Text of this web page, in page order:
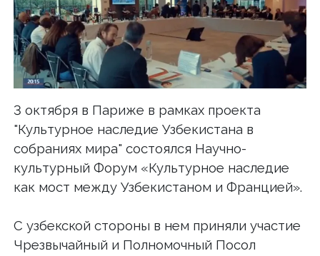
3 октября в Париже в рамках проекта
"Культурное наследие Узбекистана в
собраниях мира" состоялся Научно-
культурный Форум «Культурное наследие
как мост между Узбекистаном и Францией».
С узбекской стороны в нем приняли участие
Чрезвычайный и Полномочный Посол